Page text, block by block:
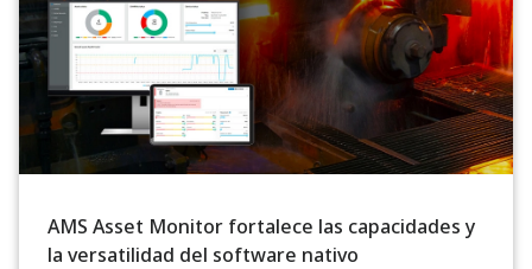
AMS Asset Monitor fortalece las capacidades y
la versatilidad del software nativo